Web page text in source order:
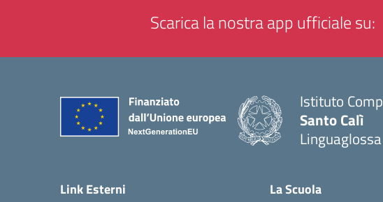
Scarica la nostra app ufficiale su:
Istituto
Santo Calì
Linguaglossa
Link Esterni La Scuola